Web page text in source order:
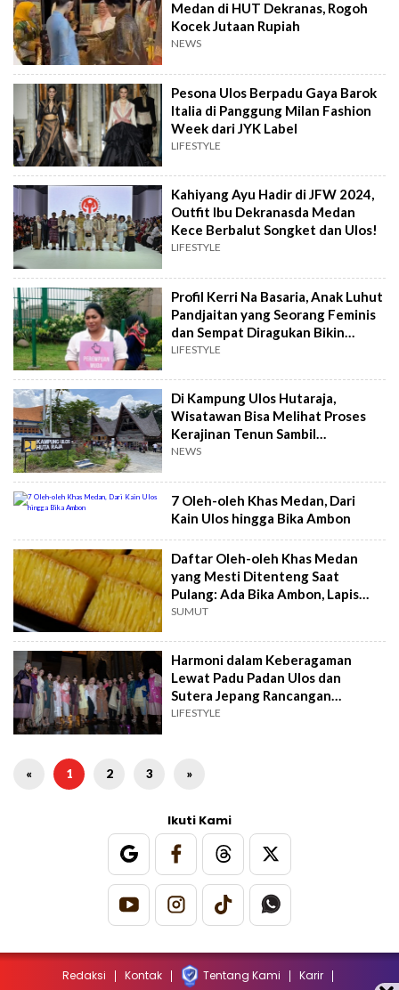
Medan di HUT Dekranas, Rogoh
Kocek Jutaan Rupiah
NEWS
Pesona Ulos Berpadu Gaya Barok
Italia di Panggung Milan Fashion
Week dari JYK Label
LIFESTYLE
Kahiyang Ayu Hadir di JFW 2024,
Outfit Ibu Dekranasda Medan
Kece Berbalut Songket dan Ulos!
LIFESTYLE
Profil Kerri Na Basaria, Anak Luhut
Pandjaitan yang Seorang Feminis
dan Sempat Diragukan Bikin
Usaha Kain Ulos
LIFESTYLE
Di Kampung Ulos Hutaraja,
Wisatawan Bisa Melihat Proses
Kerajinan Tenun Sambil
Menikmati Keindahan Danau Toba
NEWS
7 Oleh-oleh Khas Medan, Dari
Kain Ulos hingga Bika Ambon
Daftar Oleh-oleh Khas Medan
yang Mesti Ditenteng Saat
Pulang: Ada Bika Ambon, Lapis
Legit hingga Kain Ulos
SUMUT
Harmoni dalam Keberagaman
Lewat Padu Padan Ulos dan
Sutera Jepang Rancangan
Desainer Torang Sitorus
LIFESTYLE
« 1 2 3 »
Ikuti Kami
Redaksi Kontak Tentang Kami Karir